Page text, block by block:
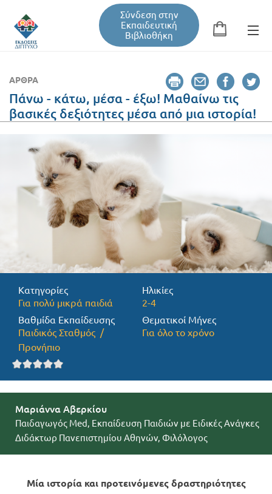
Σύνδεση στην
Εκπαιδευτική
Βιβλιοθήκη
Φόρμα αναζήτησης
Εκπαιδευτική Βιβλιοθήκη
Βιβλία
Σεμινάρια / Συνέδρια
Προσφορές
ΆΡΘΡΑ
Πάνω - κάτω, μέσα - έξω! Μαθαίνω τις
βασικές δεξιότητες μέσα από μια ιστορία!
Κατηγορίες
Για πολύ μικρά παιδιά
Ηλικίες
2-4
Βαθμίδα Εκπαίδευσης
Παιδικός Σταθμός
Προνήπιο
Θεματικοί Μήνες
Για όλο το χρόνο
Μαριάννα Αβερκίου
Παιδαγωγός Med, Εκπαίδευση Παιδιών με Ειδικές Ανάγκες
Διδάκτωρ Πανεπιστημίου Αθηνών, Φιλόλογος
Μία ιστορία και προτεινόμενες δραστηριότητες